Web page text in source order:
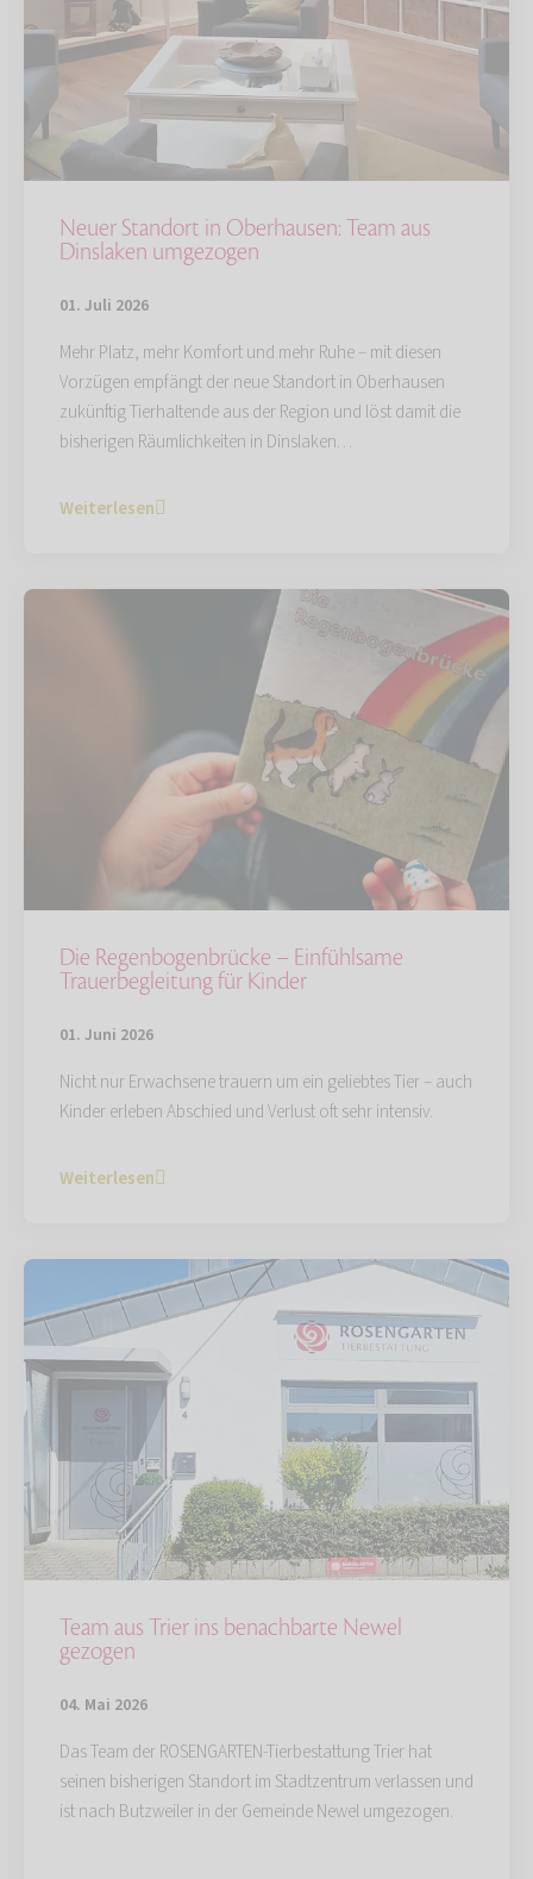
Neuer Standort in Oberhausen: Team aus
Dinslaken umgezogen
01. Juli 2026
Mehr Platz, mehr Komfort und mehr Ruhe – mit diesen
Vorzügen empfängt der neue Standort in Oberhausen
zukünftig Tierhaltende aus der Region und löst damit die
bisherigen Räumlichkeiten in Dinslaken…
Weiterlesen
Die Regenbogenbrücke – Einfühlsame
Trauerbegleitung für Kinder
01. Juni 2026
Nicht nur Erwachsene trauern um ein geliebtes Tier – auch
Kinder erleben Abschied und Verlust oft sehr intensiv.
Weiterlesen
Team aus Trier ins benachbarte Newel
gezogen
04. Mai 2026
Das Team der ROSENGARTEN-Tierbestattung Trier hat
seinen bisherigen Standort im Stadtzentrum verlassen und
ist nach Butzweiler in der Gemeinde Newel umgezogen.